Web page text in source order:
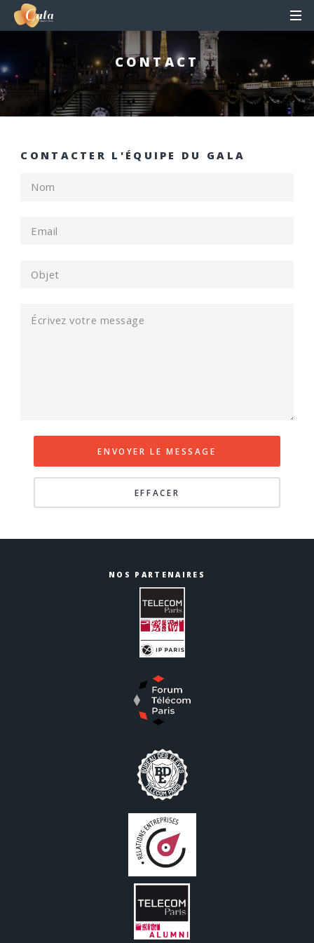
CONTACT
CONTACTER L'ÉQUIPE DU GALA
NOS PARTENAIRES